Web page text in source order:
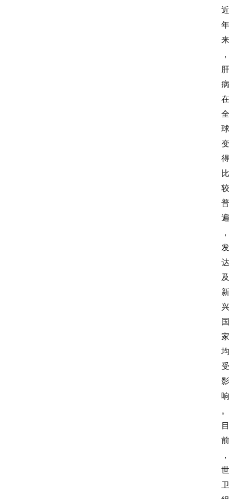
近
年
来
，
肝
病
在
全
球
变
得
比
较
普
遍
，
发
达
及
新
兴
国
家
均
受
影
响
。
目
前
，
世
卫